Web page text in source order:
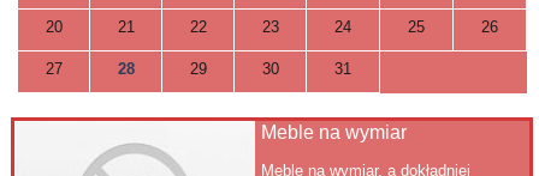
20 21 22 23 24 25 26
27 28 29 30 31
Meble na wymiar
Meble na wymiar, a dokładniej